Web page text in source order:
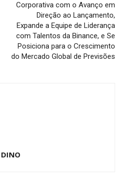
Corporativa com o Avanço em
Direção ao Lançamento,
Expande a Equipe de Liderança
com Talentos da Binance, e Se
Posiciona para o Crescimento
do Mercado Global de Previsões
DINO